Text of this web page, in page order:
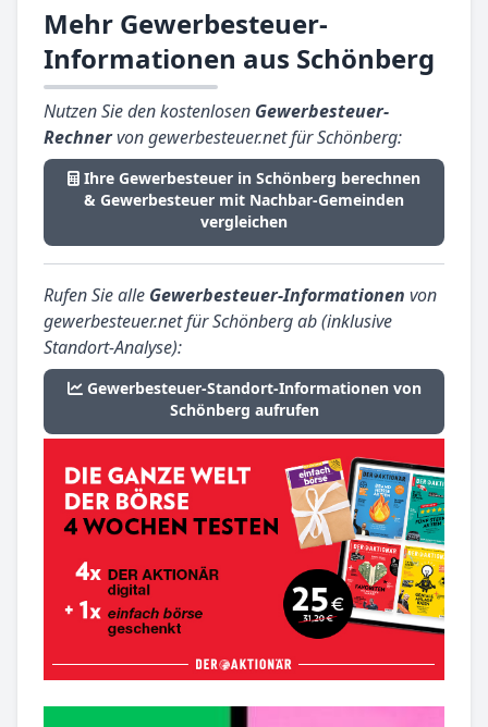
Mehr Gewerbesteuer-
Informationen aus Schönberg
Nutzen Sie den kostenlosen Gewerbesteuer-
Rechnervon gewerbesteuer.net für Schönberg:
Ihre Gewerbesteuer in Schönberg berechnen
& Gewerbesteuer mit Nachbar-Gemeinden
vergleichen
Rufen Sie alle Gewerbesteuer-Informationen von
gewerbesteuer.net für Schönberg ab (inklusive
Standort-Analyse):
Gewerbesteuer-Standort-Informationen von
Schönberg aufrufen